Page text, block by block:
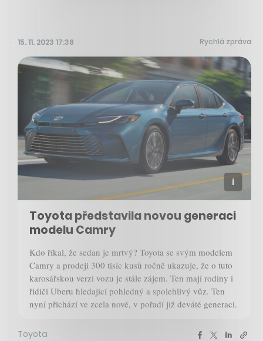
15. 11. 2023 17:38 Rychlá zpráva
Toyota představila novou generaci
modelu Camry
Kdo říkal, že sedan je mrtvý? Toyota se svým modelem
Camry a prodeji 300 tisíc kusů ročně ukazuje, že o tuto
karosářskou verzi vozu je stále zájem. Ten mají rodiny i
řidiči Uberu hledající pohledný a spolehlivý vůz. Ten
nyní přichází ve zcela nové, v pořadí již deváté generaci.
Toyota